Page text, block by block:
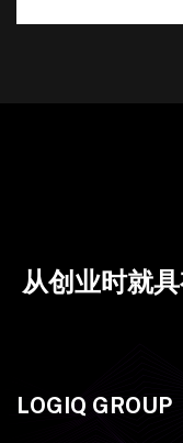
从创业时就
LOGIQ GROUP